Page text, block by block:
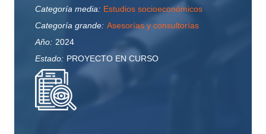
Categoría media: Estudios socioeconómicos
Categoría grande: Asesorías y consultorías
Año: 2024
Estado: PROYECTO EN CURSO